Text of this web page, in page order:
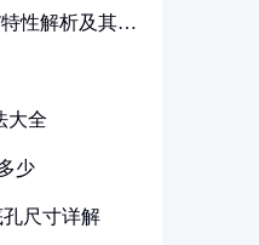
性解析及其在
大全
少
孔尺寸详解